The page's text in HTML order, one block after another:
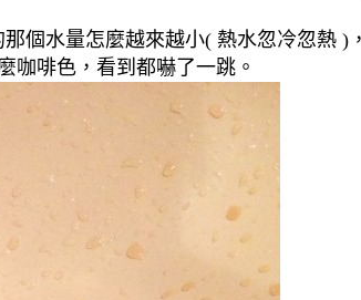
個水量怎麼越來越小( 熱水忽冷忽熱 )
咖啡色，看到都嚇了一跳。